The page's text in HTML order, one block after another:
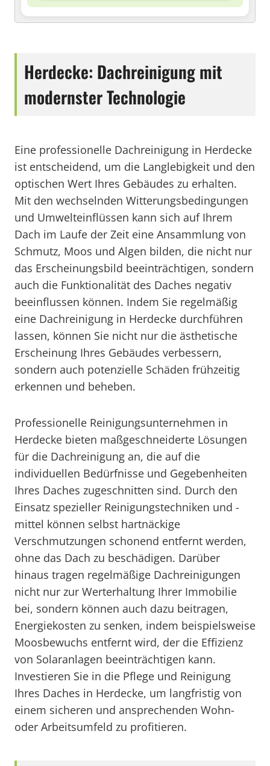
Herdecke: Dachreinigung mit
modernster Technologie
Eine professionelle Dachreinigung in Herdecke
ist entscheidend, um die Langlebigkeit und den
optischen Wert Ihres Gebäudes zu erhalten.
Mit den wechselnden Witterungsbedingungen
und Umwelteinflüssen kann sich auf Ihrem
Dach im Laufe der Zeit eine Ansammlung von
Schmutz, Moos und Algen bilden, die nicht nur
das Erscheinungsbild beeinträchtigen, sondern
auch die Funktionalität des Daches negativ
beeinflussen können. Indem Sie regelmäßig
eine Dachreinigung in Herdecke durchführen
lassen, können Sie nicht nur die ästhetische
Erscheinung Ihres Gebäudes verbessern,
sondern auch potenzielle Schäden frühzeitig
erkennen und beheben.
Professionelle Reinigungsunternehmen in
Herdecke bieten maßgeschneiderte Lösungen
für die Dachreinigung an, die auf die
individuellen Bedürfnisse und Gegebenheiten
Ihres Daches zugeschnitten sind. Durch den
Einsatz spezieller Reinigungstechniken und -
mittel können selbst hartnäckige
Verschmutzungen schonend entfernt werden,
ohne das Dach zu beschädigen. Darüber
hinaus tragen regelmäßige Dachreinigungen
nicht nur zur Werterhaltung Ihrer Immobilie
bei, sondern können auch dazu beitragen,
Energiekosten zu senken, indem beispielsweise
Moosbewuchs entfernt wird, der die Effizienz
von Solaranlagen beeinträchtigen kann.
Investieren Sie in die Pflege und Reinigung
Ihres Daches in Herdecke, um langfristig von
einem sicheren und ansprechenden Wohn-
oder Arbeitsumfeld zu profitieren.